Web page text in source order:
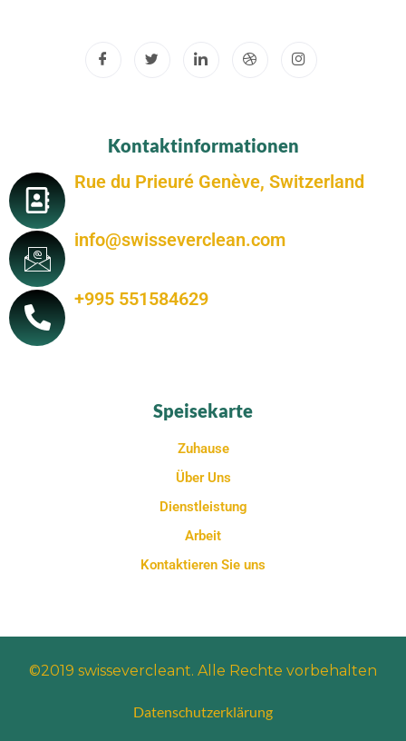
Kontaktinformationen
Rue du Prieuré Genève, Switzerland
info@swisseverclean.com
+995 551584629
Speisekarte
Zuhause
Über Uns
Dienstleistung
Arbeit
Kontaktieren Sie uns
©2019 swissevercleant. Alle Rechte vorbehalten
Datenschutzerklärung